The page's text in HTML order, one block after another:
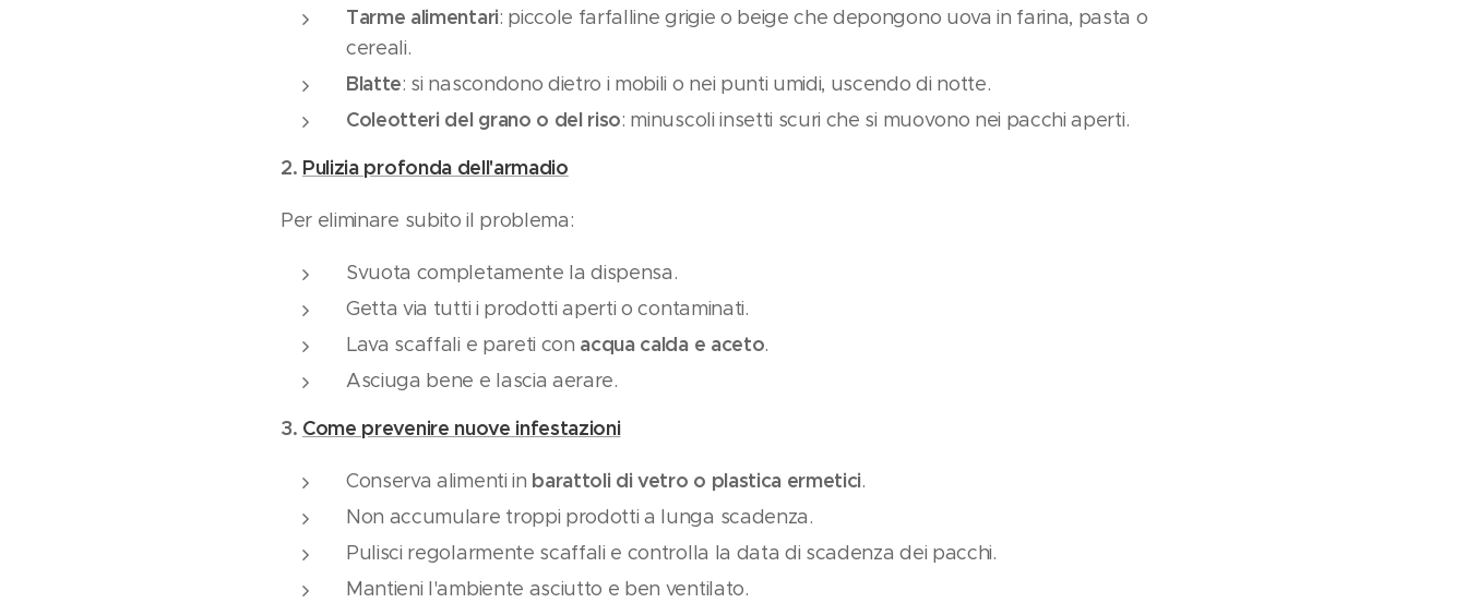
Tarme alimentari: piccole farfalline grigie o beige che depongono uova in farina, pasta o
cereali.
Blatte: si nascondono dietro i mobili o nei punti umidi, uscendo di notte.
Coleotteri del grano o del riso: minuscoli insetti scuri che si muovono nei pacchi aperti.
2. Pulizia profonda dell'armadio
Per eliminare subito il problema:
Svuota completamente la dispensa.
Getta via tutti i prodotti aperti o contaminati.
Lava scaffali e pareti con acqua calda e aceto.
Asciuga bene e lascia aerare.
3. Come prevenire nuove infestazioni
Conserva alimenti in barattoli di vetro o plastica ermetici.
Non accumulare troppi prodotti a lunga scadenza.
Pulisci regolarmente scaffali e controlla la data di scadenza dei pacchi.
Mantieni l'ambiente asciutto e ben ventilato.